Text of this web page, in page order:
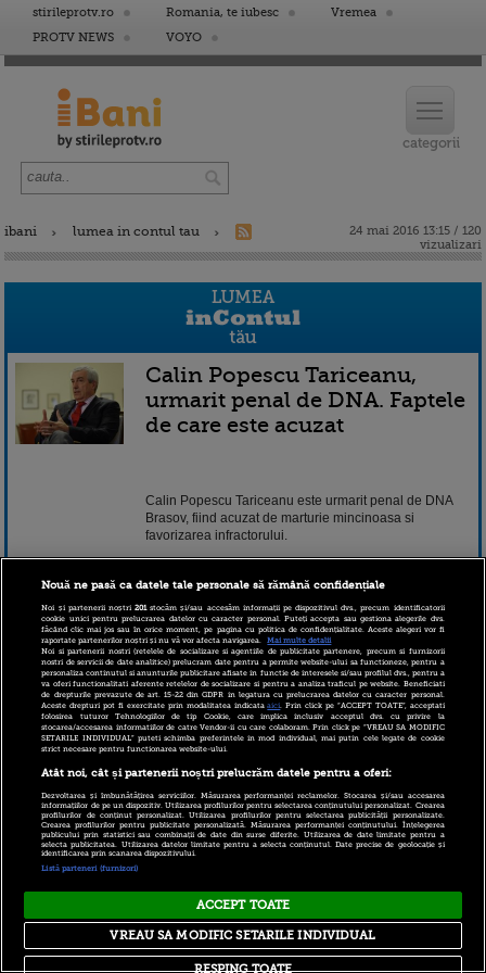
stirileprotv.ro Romania, te iubesc
Vremea
PROTV NEWS
VOYO
ibani lumea in contul tau
24 mai 2016 13:15 / 120
vizualizari
Calin Popescu Tariceanu,
urmarit penal de DNA. Faptele
de care este acuzat
Calin Popescu Tariceanu este urmarit penal de DNA
Brasov, fiind acuzat de marturie mincinoasa si
favorizarea infractorului.
24 mai 2016 13:15
Copyright © 2026 PRO TV S.R.L |Politica de Cookie
Politica Confidentialitate| RSS
Nouă ne pasă ca datele tale personale să rămână confidențiale
Noi și partenerii noștri201stocăm și/sau accesăm informații pe dispozitivul dvs., precum identificatorii
cookie unici pentru prelucrarea datelor cu caracter personal. Puteți accepta sau gestiona alegerile dvs.
făcând clic mai jos sau în orice moment, pe pagina cu politica de confidențialitate. Aceste alegeri vor fi
raportate partenerilor noștri și nu vă vor afecta navigarea.
Mai multe detalii
Noi si partenerii nostri (retelele de socializare si agentiile de publicitate partenere, precum si furnizorii
nostri de servicii de date analitice) prelucram date pentru a permite website-ului sa functioneze, pentru a
personaliza continutul si anunturile publicitare afisate in functie de interesele si/sau profilul dvs., pentru a
va oferi functionalitati aferente retelelor de socializare si pentru a analiza traficul pe website. Beneficiati
de drepturile prevazute de art. 15-22 din GDPR in legatura cu prelucrarea datelor cu caracter personal.
Aceste drepturi pot fi exercitate prin modalitatea indicataaici. Prin click pe “ACCEPT TOATE”, acceptati
folosirea tuturor Tehnologiilor de tip Cookie, care implica inclusiv acceptul dvs. cu privire la
stocarea/accesarea informatiilor de catre Vendor-ii cu care colaboram. Prin click pe “VREAU SA MODIFIC
SETARILE INDIVIDUAL” puteti schimba preferintele in mod individual, mai putin cele legate de cookie
strict necesare pentru functionarea website-ului.
Atât noi, cât și partenerii noștri prelucrăm datele pentru a oferi:
Dezvoltarea și îmbunătățirea serviciilor. Măsurarea performanței reclamelor. Stocarea și/sau accesarea
informațiilor de pe un dispozitiv. Utilizarea profilurilor pentru selectarea conținutului personalizat. Crearea
profilurilor de conținut personalizat. Utilizarea profilurilor pentru selectarea publicității personalizate.
Crearea profilurilor pentru publicitate personalizată. Măsurarea performanței conținutului. Înțelegerea
publicului prin statistici sau combinații de date din surse diferite. Utilizarea de date limitate pentru a
selecta publicitatea. Utilizarea datelor limitate pentru a selecta conținutul. Date precise de geolocație și
identificarea prin scanarea dispozitivului.
Listă parteneri (furnizori)
ACCEPT TOATE
RESPING TOATE
VREAU SA MODIFIC SETARILE INDIVIDUAL